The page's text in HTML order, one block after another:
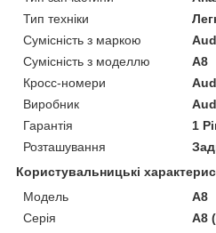
Тип техніки
Сумісність з маркою
Сумісність з моделлю
A8
Кросс-номери
Виробник
Гарантія
1
Розташування
Користувальницькі
Модель
A8
Серія
A8